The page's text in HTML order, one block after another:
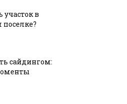
участок в
сайдингом: